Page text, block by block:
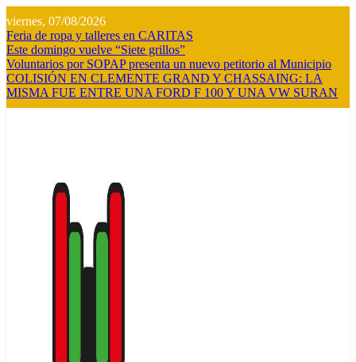
al
contenido
viernes, 07/08/2026
Feria de ropa y talleres en CARITAS
Este domingo vuelve “Siete grillos”
Voluntarios por SOPAP presenta un nuevo petitorio al Municipio
COLISIÓN EN CLEMENTE GRAND Y CHASSAING: LA
MISMA FUE ENTRE UNA FORD F 100 Y UNA VW SURAN